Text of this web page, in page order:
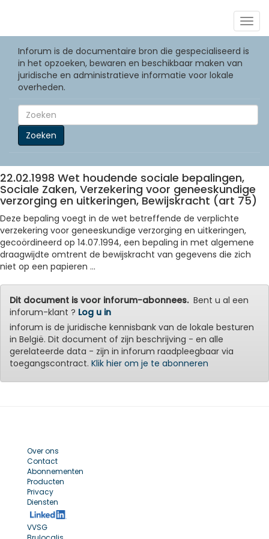
Inforum is de documentaire bron die gespecialiseerd is
in het opzoeken, bewaren en beschikbaar maken van
juridische en administratieve informatie voor lokale
overheden.
Zoeken
22.02.1998 Wet houdende sociale bepalingen,
Sociale Zaken, Verzekering voor geneeskundige
verzorging en uitkeringen, Bewijskracht (art 75)
Deze bepaling voegt in de wet betreffende de verplichte
verzekering voor geneeskundige verzorging en uitkeringen,
gecoördineerd op 14.07.1994, een bepaling in met algemene
draagwijdte omtrent de bewijskracht van gegevens die zich
niet op een papieren ...
Dit document is voor inforum-abonnees.Bent u al een
inforum-klant ? Log u in
inforum is de juridische kennisbank van de lokale besturen
in België. Dit document of zijn beschrijving - en alle
gerelateerde data - zijn in inforum raadpleegbaar via
toegangscontract. Klik hier om je te abonneren
Over ons
Contact
Abonnementen
Producten
Privacy
Diensten
VVSG